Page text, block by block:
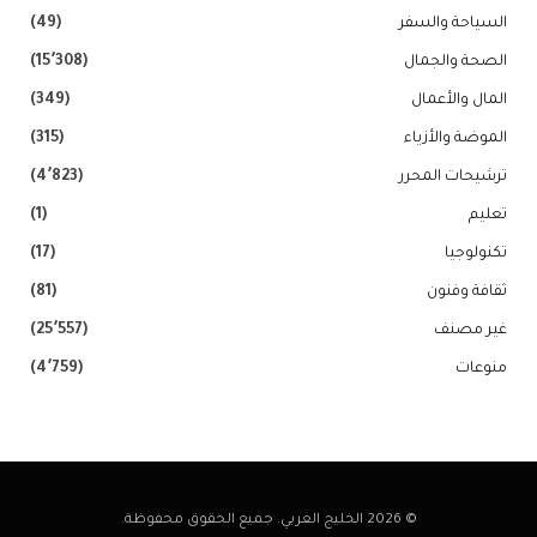
السياحة والسفر (49)
الصحة والجمال (15٬308)
المال والأعمال (349)
الموضة والأزياء (315)
ترشيحات المحرر (4٬823)
تعليم (1)
تكنولوجيا (17)
ثقافة وفنون (81)
غير مصنف (25٬557)
منوعات (4٬759)
© 2026 الخليج العربي. جميع الحقوق محفوظة.